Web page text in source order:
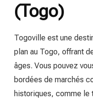
(Togo)
Togoville est une
plan au Togo, offrant
âges. Vous pouvez
bordées de marchés
historiques, comme le